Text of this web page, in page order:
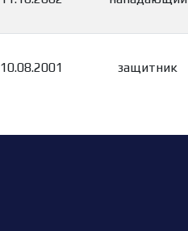
10.08.2001 защитник